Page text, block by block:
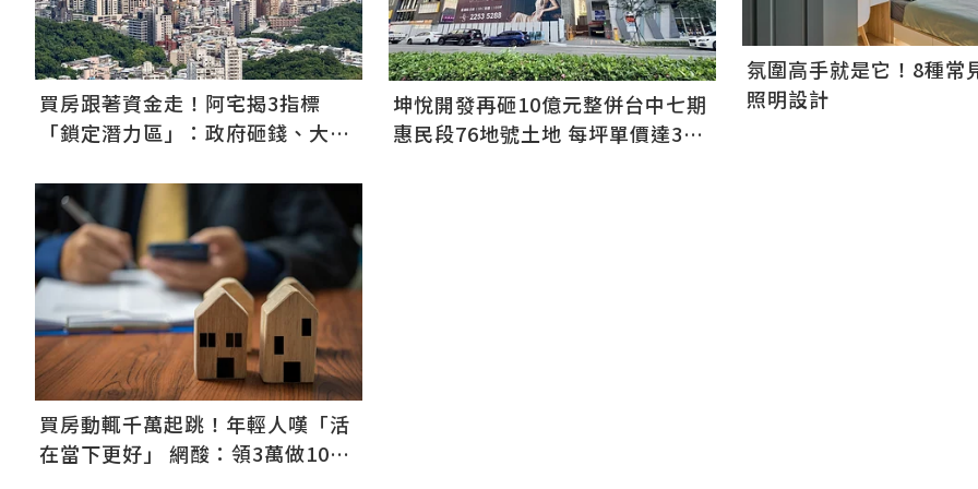
買房跟著資金走！阿宅揭3指標
「鎖定潛力區」：政府砸錢、大企
坤悅開發再砸10億元整併台中七期
惠民段76地號土地 每坪單價達302
氛圍高手就是它！8種常
照明設計
買房動輒千萬起跳！年輕人嘆「活
在當下更好」 網酸：領3萬做10萬